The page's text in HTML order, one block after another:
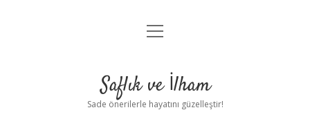
Anasayfa
Yasal Uyarı
menüyü
Saflık ve İlham
Sade önerilerle hayatını güzelleştir!